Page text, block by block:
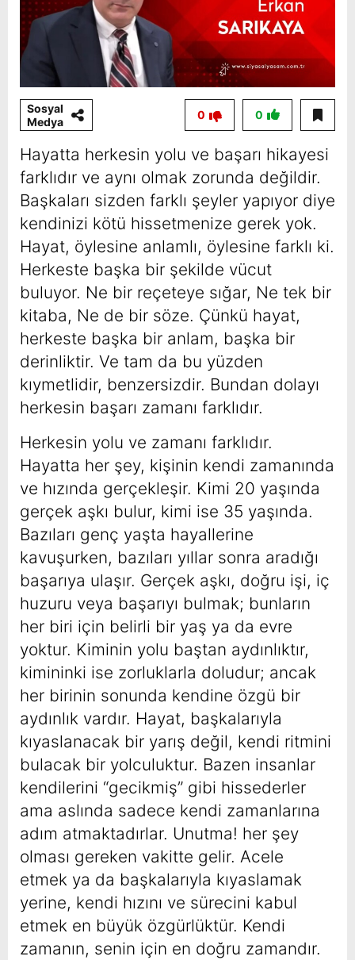
Sosyal
Medya
0
0
Hayatta herkesin yolu ve başarı hikayesi
farklıdır ve aynı olmak zorunda değildir.
Başkaları sizden farklı şeyler yapıyor diye
kendinizi kötü hissetmenize gerek yok.
Hayat, öylesine anlamlı, öylesine farklı ki.
Herkeste başka bir şekilde vücut
buluyor. Ne bir reçeteye sığar, Ne tek bir
kitaba, Ne de bir söze. Çünkü hayat,
herkeste başka bir anlam, başka bir
derinliktir. Ve tam da bu yüzden
kıymetlidir, benzersizdir. Bundan dolayı
herkesin başarı zamanı farklıdır.
Herkesin yolu ve zamanı farklıdır.
Hayatta her şey, kişinin kendi zamanında
ve hızında gerçekleşir. Kimi 20 yaşında
gerçek aşkı bulur, kimi ise 35 yaşında.
Bazıları genç yaşta hayallerine
kavuşurken, bazıları yıllar sonra aradığı
başarıya ulaşır. Gerçek aşkı, doğru işi, iç
huzuru veya başarıyı bulmak; bunların
her biri için belirli bir yaş ya da evre
yoktur. Kiminin yolu baştan aydınlıktır,
kimininki ise zorluklarla doludur; ancak
her birinin sonunda kendine özgü bir
aydınlık vardır. Hayat, başkalarıyla
kıyaslanacak bir yarış değil, kendi ritmini
bulacak bir yolculuktur. Bazen insanlar
kendilerini “gecikmiş” gibi hissederler
ama aslında sadece kendi zamanlarına
adım atmaktadırlar. Unutma! her şey
olması gereken vakitte gelir. Acele
etmek ya da başkalarıyla kıyaslamak
yerine, kendi hızını ve sürecini kabul
etmek en büyük özgürlüktür. Kendi
zamanın, senin için en doğru zamandır.